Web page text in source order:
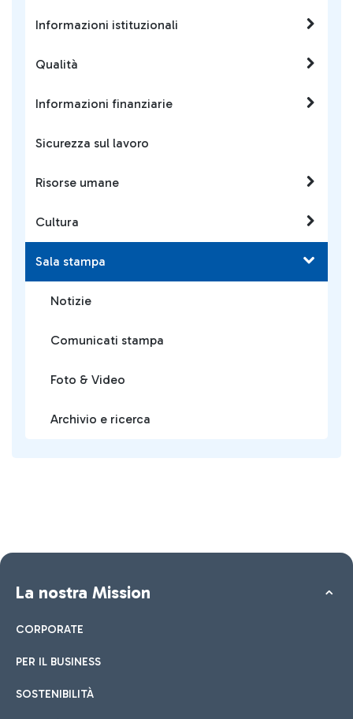
Informazioni istituzionali
Qualità
Informazioni finanziarie
Sicurezza sul lavoro
Risorse umane
Cultura
Sala stampa
Notizie
Comunicati stampa
Foto & Video
Archivio e ricerca
La nostra Mission
CORPORATE
PER IL BUSINESS
SOSTENIBILITÀ